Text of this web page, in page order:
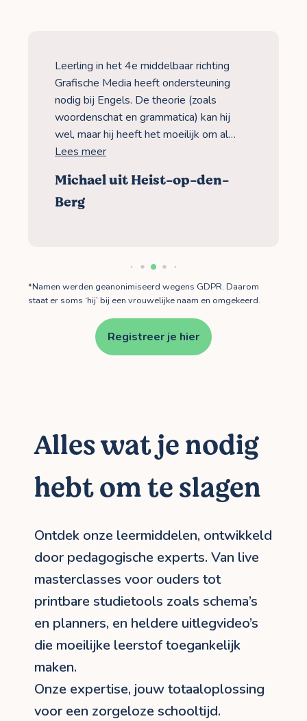
Leerling in het 4e middelbaar richting
Grafische Media heeft ondersteuning
nodig bij Engels. De theorie (zoals
woordenschat en grammatica) kan hij
wel, maar hij heeft het moeilijk om al…
Lees meer
Michael uit Heist-op-den-
Berg
*Namen werden geanonimiseerd wegens GDPR. Daarom
staat er soms ‘hij’ bij een vrouwelijke naam en omgekeerd.
Registreer je hier
Alles wat je nodig
hebt om te slagen
Ontdek onze leermiddelen, ontwikkeld
door pedagogische experts. Van live
masterclasses voor ouders tot
printbare studietools zoals schema’s
en planners, en heldere uitlegvideo’s
die moeilijke leerstof toegankelijk
maken.
Onze expertise, jouw totaaloplossing
voor een zorgeloze schooltijd.